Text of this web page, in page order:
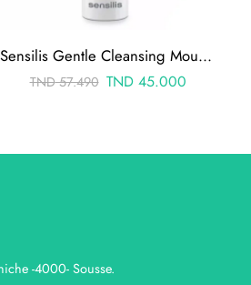
Sensilis Gentle Cleansing Mousse 200ML
TND57.490 TND45.000
-4000- Sousse.